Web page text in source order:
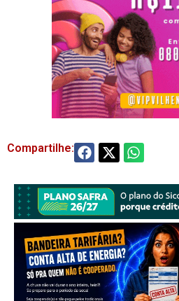
Compartilhe: